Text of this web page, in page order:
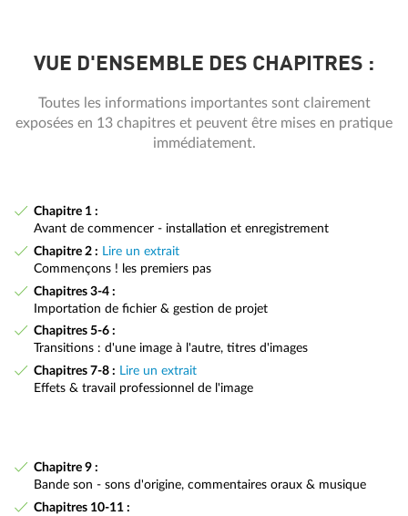
VUE D'ENSEMBLE DES CHAPITRES :
Toutes les informations importantes sont clairement
exposées en 13 chapitres et peuvent être mises en pratique
immédiatement.
Chapitre 1 :
Avant de commencer - installation et enregistrement
Chapitre 2 : Lire un extrait
Commençons ! les premiers pas
Chapitres 3-4 :
Importation de fichier & gestion de projet
Chapitres 5-6 :
Transitions : d'une image à l'autre, titres d'images
Chapitres 7-8 : Lire un extrait
Effets & travail professionnel de l'image
Chapitre 9 :
Bande son - sons d'origine, commentaires oraux & musique
Chapitres 10-11 :